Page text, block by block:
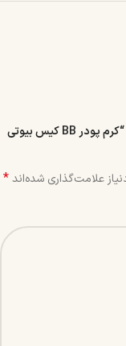
اولین نفری باشید که دیدگاهی را ارسال می کنید برای “کرم پودر BB کیس بیوتی
علامت‌گذاری شده‌اند*